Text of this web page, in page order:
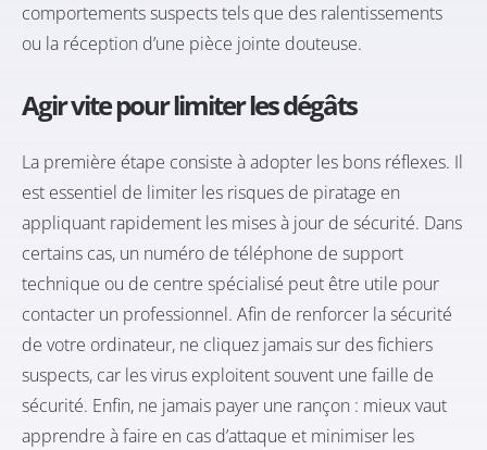
comportements suspects tels que des ralentissements
ou la réception d’une pièce jointe douteuse.
Agir vite pour limiter les dégâts
La première étape consiste à adopter les bons réflexes. Il
est essentiel de limiter les risques de piratage en
appliquant rapidement les mises à jour de sécurité. Dans
certains cas, un numéro de téléphone de support
technique ou de centre spécialisé peut être utile pour
contacter un professionnel. Afin de renforcer la sécurité
de votre ordinateur, ne cliquez jamais sur des fichiers
suspects, car les virus exploitent souvent une faille de
sécurité. Enfin, ne jamais payer une rançon : mieux vaut
apprendre à faire en cas d’attaque et minimiser les